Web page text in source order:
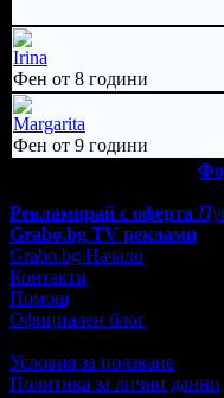
Irina
Фен от 8 години
Margarita
Фен от 9 години
Рекламирай с оферта
Grabo.bg TV реклами
Grabo.bg Начало
Контакти
Помощ
Официален блог
Условия за ползване
Политика за лични данни